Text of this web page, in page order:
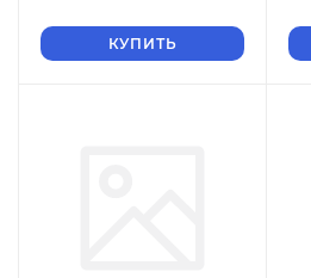
КУПИТЬ